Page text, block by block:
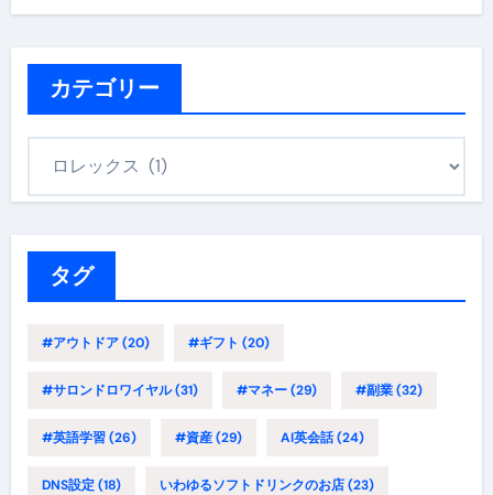
カテゴリー
タグ
#アウトドア(20) #ギフト (20)
#サロンドロワイヤル(31) #マネー(29) #副業(32)
#英語学習(26) #資産(29) AI英会話(24)
DNS設定(18) いわゆるソフトドリンクのお店(23)